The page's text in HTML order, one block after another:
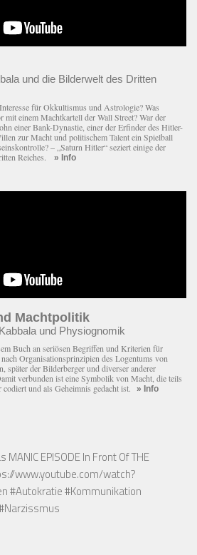
und die Bilderwelt des Dritten
für Okkultismus und Astrologie? Was
mit einem Macht­kartell der Wall Street? War der
einer Bank-Dynastie, einer der Erfinder des Hitler-
zur Macht und politischem Talent ein Spielball
– „Saturn Hitler“ seziert einige der
Reiches. » Info
Machtpolitik
und Physiognomik
Buch an seriösen Begriffen und Kriterien für
Organisationsprinzipien des Logentums von
später der Bilderberger und diverser anderer
verbunden ist eine Symbolik von Macht, die teils
und als Geheimnis gedacht ist. » Info
EPISODE In Front Of THE
www.youtube.com/watch?
#Autokratie #Kommunikation